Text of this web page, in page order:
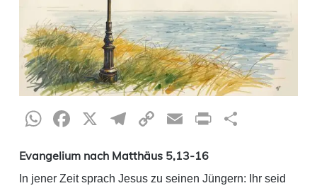
WhatsApp
Facebook
X Telegram
CopyEmailPrint
Evangelium nach Matthäus 5,13-16
In jener Zeit sprach Jesus zu seinen Jüngern: Ihr seid